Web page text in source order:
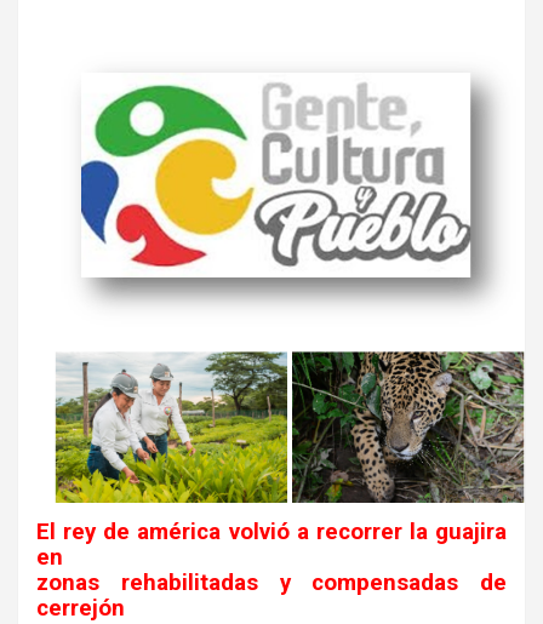
El rey de américa volvió a recorrer la guajira
en
zonas rehabilitadas y compensadas de
cerrejón